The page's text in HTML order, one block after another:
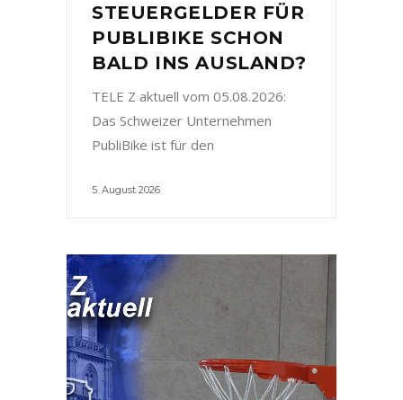
STEUERGELDER FÜR
PUBLIBIKE SCHON
BALD INS AUSLAND?
TELE Z aktuell vom 05.08.2026:
Das Schweizer Unternehmen
PubliBike ist für den
5. August 2026